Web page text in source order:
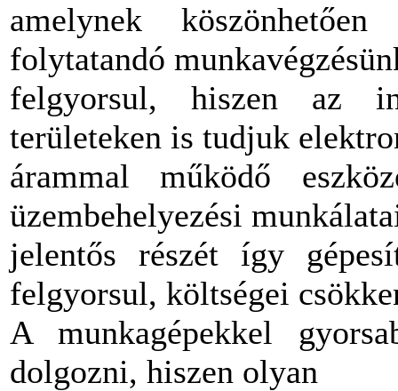
amelynek
folytatandó
felgyorsul, hiszen az
területeken is tudjuk
árammal működő
üzembehelyezési
jelentős részét így
felgyorsul, költségei
A munkagépekkel
dolgozni, hiszen olyan